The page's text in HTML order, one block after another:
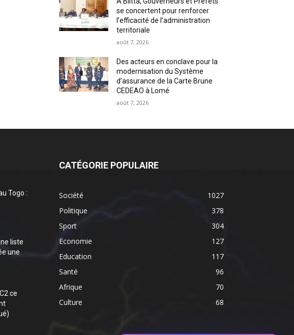
se concertent pour renforcer
l’efficacité de l’administration
territoriale
août 7, 2026
Des acteurs en conclave pour la
modernisation du Système
d’assurance de la Carte Brune
CEDEAO à Lomé
août 7, 2026
Togo :
liste
une
ce
CATÉGORIE POPULAIRE
Société
1027
Politique
378
Sport
304
Economie
127
Education
117
Santé
96
Afrique
70
Culture
68